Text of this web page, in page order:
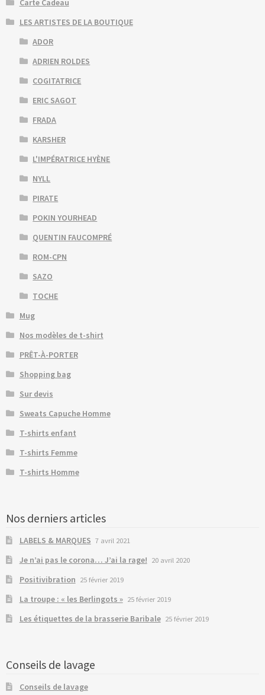
Carte Cadeau
LES ARTISTES DE LA BOUTIQUE
ADOR
ADRIEN ROLDES
COGITATRICE
ERIC SAGOT
FRADA
KARSHER
L'IMPÉRATRICE HYÈNE
NYLL
PIRATE
POKIN YOURHEAD
QUENTIN FAUCOMPRÉ
ROM-CPN
SAZO
TOCHE
Mug
Nos modèles de t-shirt
PRÊT-À-PORTER
Shopping bag
Sur devis
Sweats Capuche Homme
T-shirts enfant
T-shirts Femme
T-shirts Homme
Nos derniers articles
LABELS & MARQUES 7 avril 2021
Je n’ai pas le corona… J’ai la rage! 20 avril 2020
Positivibration 25 février 2019
La troupe : « les Berlingots » 25 février 2019
Les étiquettes de la brasserie Baribale 25 février 2019
Conseils de lavage
Conseils de lavage